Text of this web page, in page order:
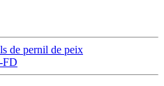
de pernil de peix
FD